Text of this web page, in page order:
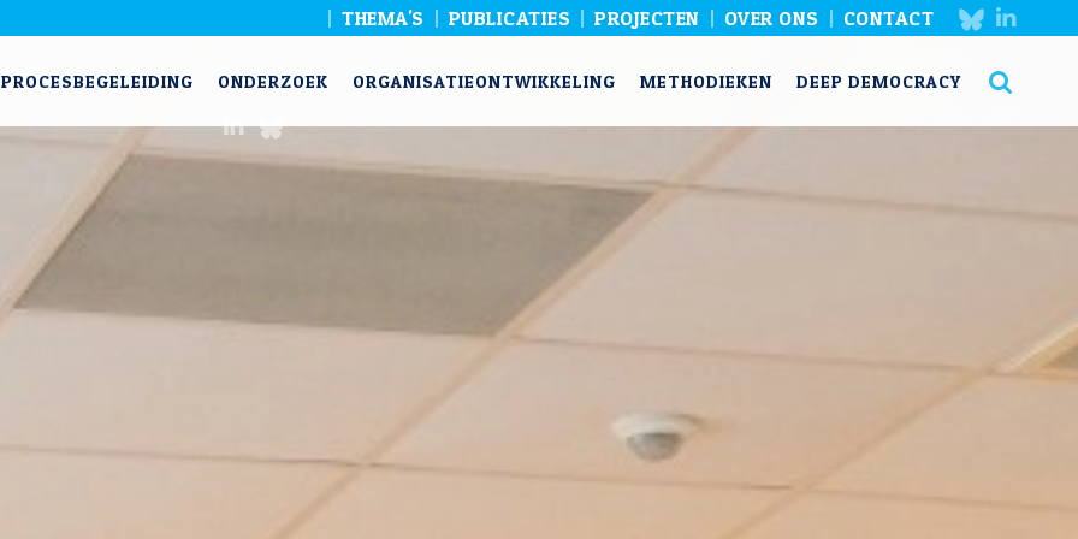
THEMA'S PUBLICATIES PROJECTEN OVER ONS CONTACT
PROCESBEGELEIDING ONDERZOEK ORGANISATIEONTWIKKELING METHODIEKEN DEEP DEMOCRACY